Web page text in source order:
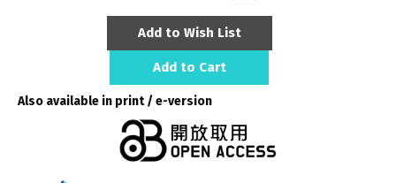
Add to Wish List
Add to Cart
Also available in print / e-version